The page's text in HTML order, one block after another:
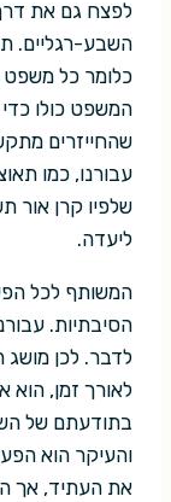
לפצח גם את
השבע-רגליים.
כלומר כל
המשפט כולו
שהחייזרים
עבורנו, כמו
שלפיו קרן אור
ליעדה.
המשותף לכל
הסיבתיות.
לדבר. לכן מושג
לאורך זמן, הוא
בתודעתם של
והעיקר הוא
את העתיד, אך